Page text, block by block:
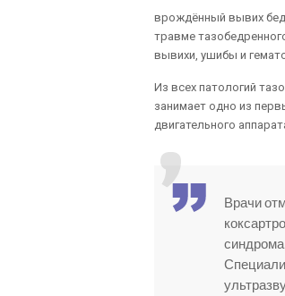
врождённый вывих
травме
вывихи, ушибы и
Из всех патологий
занимает одно из
двигательного
Врачи